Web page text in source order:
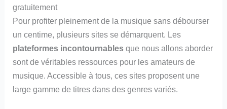
gratuitement
Pour profiter pleinement de la musique sans débourser
un centime, plusieurs sites se démarquent. Les
plateformes incontournables que nous allons aborder
sont de véritables ressources pour les amateurs de
musique. Accessible à tous, ces sites proposent une
large gamme de titres dans des genres variés.